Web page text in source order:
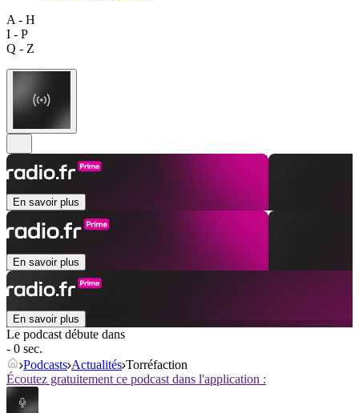
A - H
I - P
Q - Z
En savoir plus
En savoir plus
En savoir plus
Le podcast débute dans
- 0 sec.
Podcasts Actualités Torréfaction
Écoutez gratuitement ce podcast dans l'application :